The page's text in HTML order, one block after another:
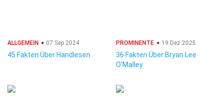
ALLGEMEIN 07 Sep 2024
45 Fakten Über Handlesen
PROMINENTE 19 Dez 2025
36 Fakten Über Bryan Lee
O'Malley